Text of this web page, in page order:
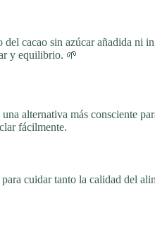
cacao sin azúcar añadida ni
y equilibrio. 🌱
alternativa más consciente
fácilmente.
cuidar tanto la calidad del